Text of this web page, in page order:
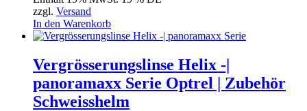
zzgl. Versand
In den Warenkorb
Vergrösserungslinse Helix -|
panoramaxx Serie Optrel | Zubehör
Schweisshelm